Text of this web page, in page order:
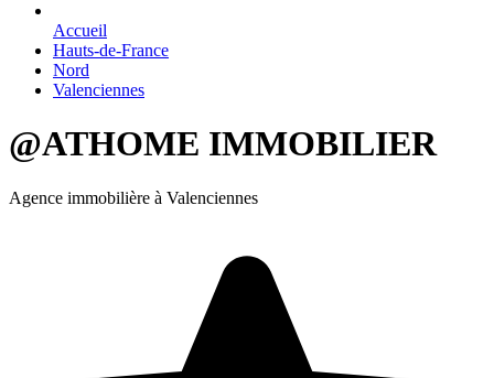
Accueil
Hauts-de-France
Nord
Valenciennes
@ATHOME IMMOBILIER
Agence immobilière à Valenciennes